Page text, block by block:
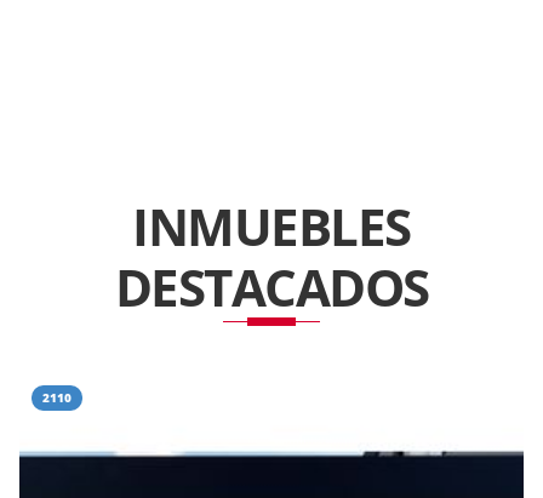
INMUEBLES
DESTACADOS
2110